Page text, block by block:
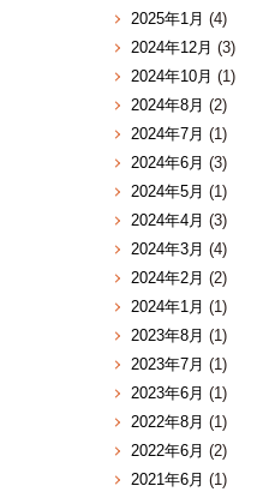
2025年1月 (4)
2024年12月 (3)
2024年10月 (1)
2024年8月 (2)
2024年7月 (1)
2024年6月 (3)
2024年5月 (1)
2024年4月 (3)
2024年3月 (4)
2024年2月 (2)
2024年1月 (1)
2023年8月 (1)
2023年7月 (1)
2023年6月 (1)
2022年8月 (1)
2022年6月 (2)
2021年6月 (1)